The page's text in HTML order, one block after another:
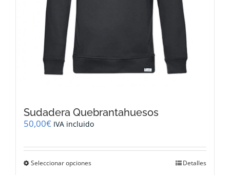
Sudadera Quebrantahuesos
50,00€ IVA incluido
Seleccionar opciones Detalles